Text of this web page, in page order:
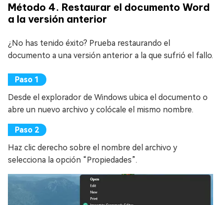
Método 4. Restaurar el documento Word
a la versión anterior
¿No has tenido éxito? Prueba restaurando el
documento a una versión anterior a la que sufrió el fallo.
Desde el explorador de Windows ubica el documento o
abre un nuevo archivo y colócale el mismo nombre.
Haz clic derecho sobre el nombre del archivo y
selecciona la opción “Propiedades”.